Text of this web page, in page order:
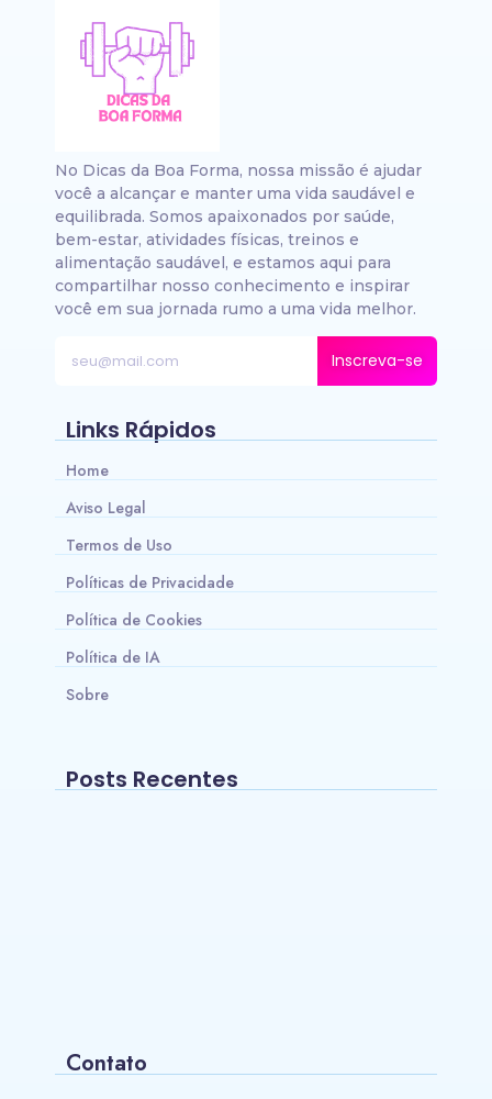
No Dicas da Boa Forma, nossa missão é ajudar
você a alcançar e manter uma vida saudável e
equilibrada. Somos apaixonados por saúde,
bem-estar, atividades físicas, treinos e
alimentação saudável, e estamos aqui para
compartilhar nosso conhecimento e inspirar
você em sua jornada rumo a uma vida melhor.
Inscreva-se
Links Rápidos
Home
Aviso Legal
Termos de Uso
Políticas de Privacidade
Política de Cookies
Política de IA
Sobre
Posts Recentes
Contato